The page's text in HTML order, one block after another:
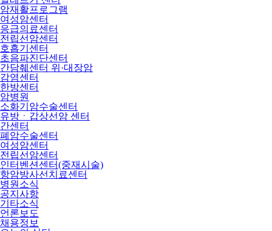
암재활프로그램
여성암센터
응급의료센터
전립선암센터
호흡기센터
초음파진단센터
간담췌센터 위·대장암
감염센터
한방센터
암병원
소화기암수술센터
유방ㆍ갑상선암 센터
간센터
폐암수술센터
여성암센터
전립선암센터
인터벤션센터(중재시술)
항암방사선치료센터
병원소식
공지사항
기타소식
언론보도
채용정보